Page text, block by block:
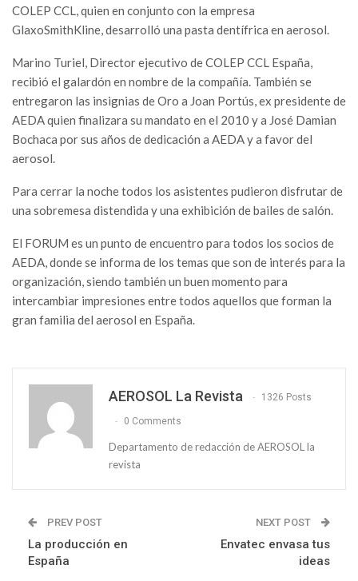
COLEP CCL, quien en conjunto con la empresa
GlaxoSmithKline, desarrolló una pasta dentífrica en aerosol.
Marino Turiel, Director ejecutivo de COLEP CCL España,
recibió el galardón en nombre de la compañía. También se
entregaron las insignias de Oro a Joan Portús, ex presidente de
AEDA quien finalizara su mandato en el 2010 y a José Damian
Bochaca por sus años de dedicación a AEDA y a favor del
aerosol.
Para cerrar la noche todos los asistentes pudieron disfrutar de
una sobremesa distendida y una exhibición de bailes de salón.
El FORUM es un punto de encuentro para todos los socios de
AEDA, donde se informa de los temas que son de interés para la
organización, siendo también un buen momento para
intercambiar impresiones entre todos aquellos que forman la
gran familia del aerosol en España.
AEROSOL La Revista 1326 Posts
0 Comments
Departamento de redacción de AEROSOL la
revista
PREV POST
La producción en
España
NEXT POST
Envatec envasa tus
ideas